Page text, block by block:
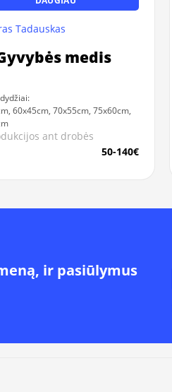
Tadauskas
medis
60x45cm, 70x55cm, 75x60cm,
ant drobės
50-140€
ir pasiūlymus